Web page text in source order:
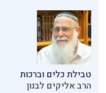
טבילת כלים וברכות
הרב אליקים לבנון